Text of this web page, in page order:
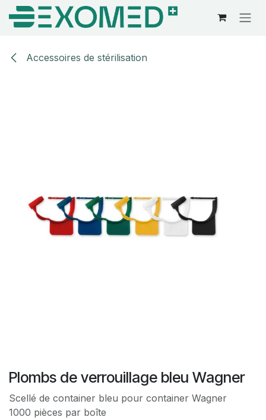
Se rendre au contenu
Accessoires de stérilisation
Plombs de verrouillage bleu Wagner
Scellé de container bleu pour container Wagner
1000 pièces par boîte